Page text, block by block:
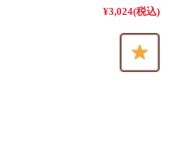
¥3,024(税込)